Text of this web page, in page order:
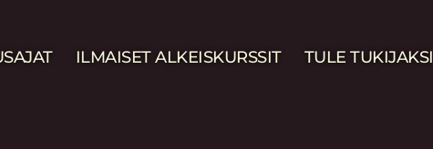
ILMAISET ALKEISKURSSIT TULE TUKIJAKSI